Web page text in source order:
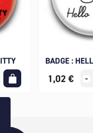
BADGE :
1,02 €